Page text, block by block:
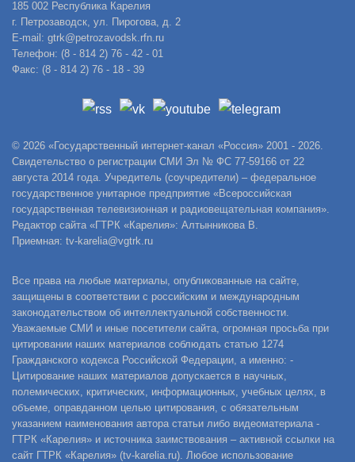
185 002 Республика Карелия
г. Петрозаводск, ул. Пирогова, д. 2
E-mail: gtrk@petrozavodsk.rfn.ru
Телефон: (8 - 814 2) 76 - 42 - 01
Факс: (8 - 814 2) 76 - 18 - 39
© 2026 «Государственный интернет-канал «Россия» 2001 - 2026.
Свидетельство о регистрации СМИ Эл № ФС 77-59166 от 22
августа 2014 года. Учредитель (соучредители) – федеральное
государственное унитарное предприятие «Всероссийская
государственная телевизионная и радиовещательная компания».
Редактор сайта «ГТРК «Карелия»: Алтынникова В.
Приемная: tv-karelia@vgtrk.ru
Все права на любые материалы, опубликованные на сайте,
защищены в соответствии с российским и международным
законодательством об интеллектуальной собственности.
Уважаемые СМИ и иные посетители сайта, огромная просьба при
цитировании наших материалов соблюдать статью 1274
Гражданского кодекса Российской Федерации, а именно: -
Цитирование наших материалов допускается в научных,
полемических, критических, информационных, учебных целях, в
объеме, оправданном целью цитирования, с обязательным
указанием наименования автора статьи либо видеоматериала -
ГТРК «Карелия» и источника заимствования – активной ссылки на
сайт ГТРК «Карелия» (tv-karelia.ru). Любое использование